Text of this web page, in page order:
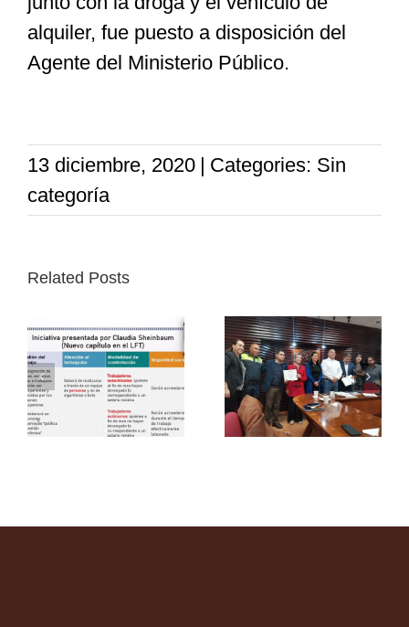
alquiler, fue puesto a disposición del
Agente del Ministerio Público.
13 diciembre, 2020 | Categories: Sin
categoría
Related Posts